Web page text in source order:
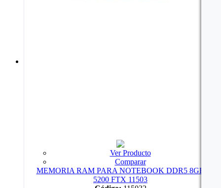
Ver Producto
Comparar
MEMORIA RAM PARA NOTEBOOK DDR5 8GB
5200 FTX 11503